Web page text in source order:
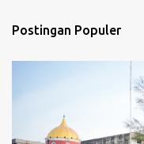
Postingan Populer